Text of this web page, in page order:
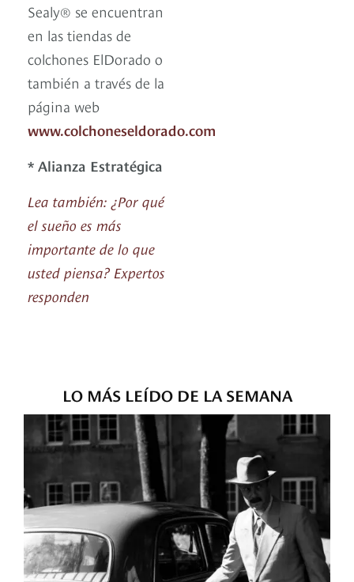
Sealy® se encuentran
en las tiendas de
colchones ElDorado o
también a través de la
página web
www.colchoneseldorado.com
* Alianza Estratégica
Lea también: ¿Por qué
el sueño es más
importante de lo que
usted piensa? Expertos
responden
LO MÁS LEÍDO DE LA SEMANA